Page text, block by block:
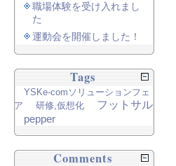
職場体験を受け入れまし
た
運動会を開催しました！
Tags
YSKe-comソリューションフェ
ア
研修,仮想化
フットサル
pepper
Comments